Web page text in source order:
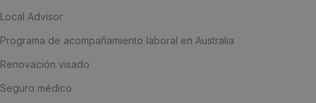
Local Advisor
Programa de acompañamiento laboral en Australia
Renovación visado
Seguro médico